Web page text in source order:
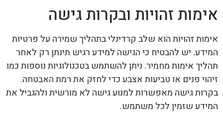
אימות זהויות ובקרות גישה
אימות זהויות הוא שלב קרדינלי בתהליך שמירה על פרטיות
המידע. יש להבטיח כי הגישה למידע רגיש תינתן רק לאחר
תהליך אימות מחמיר. ניתן להשתמש בטכנולוגיות נוספות כמו
זיהוי פנים או טביעות אצבע כדי לחזק את רמת האבטחה.
בקרות גישה מאפשרות למנוע גישה לא מורשית ולהגביל את
המידע שזמין לכל משתמש.